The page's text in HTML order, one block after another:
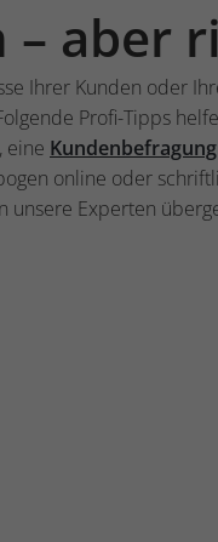
– aber
Ihrer Kunden oder
Profi-Tipps
eine Kundenbefragung
online oder
unsere Experten